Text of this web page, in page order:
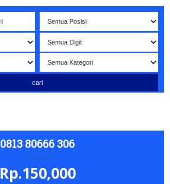
0813 80666 306
Simpati
Rp.150,000